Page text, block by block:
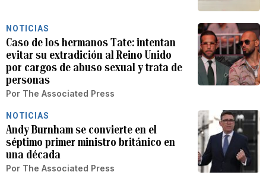
NOTICIAS
Caso de los hermanos Tate: intentan
evitar su extradición al Reino Unido
por cargos de abuso sexual y trata de
personas
Por The Associated Press
NOTICIAS
Andy Burnham se convierte en el
séptimo primer ministro británico en
una década
Por The Associated Press